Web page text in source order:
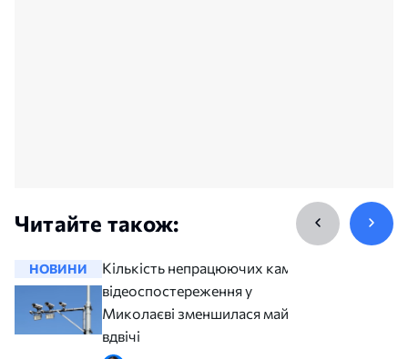
Читайте також:
НОВИНИ
Кількість непрацюючих камер
відеоспостереження у
Миколаєві зменшилася майже
вдвічі